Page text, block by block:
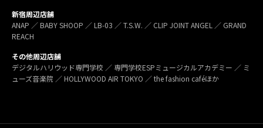
新宿周辺店舗
ANAP ／ BABY SHOOP ／ LB-03 ／ T.S.W. ／ CLIP JOINT ANGEL ／ GRAND
REACH
その他周辺店舗
デジタルハリウッド専門学校 ／ 専門学校ESPミュージカルアカデミー ／ ミ
ューズ音楽院 ／ HOLLYWOOD AIR TOKYO ／ the fashion caféほか